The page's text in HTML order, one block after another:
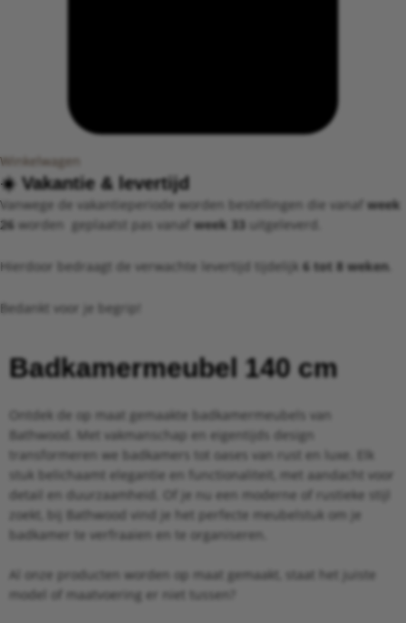
Winkelwagen
☀️ ​Vakantie & levertijd​
Vanwege de vakantieperiode worden bestellingen die vanaf week
26 worden geplaatst pas vanaf week 33 uitgeleverd.
Hierdoor bedraagt de verwachte levertijd tijdelijk 6 tot 8 weken
Bedankt voor je begrip!
Badkamermeubel 140 cm
Ontdek de op maat gemaakte badkamermeubels van
Bathwood. Met vakmanschap en eigentijds design
transformeren we badkamers tot oases van rust en luxe. Elk
stuk belichaamt elegantie en functionaliteit, met aandacht voor
detail en duurzaamheid. Of je nu een moderne of rustieke stijl
zoekt, bij Bathwood vind je het perfecte meubelstuk om je
badkamer te verfraaien en te organiseren.
Al onze producten worden op maat gemaakt, staat het juiste
model of maatvoering er niet tussen?